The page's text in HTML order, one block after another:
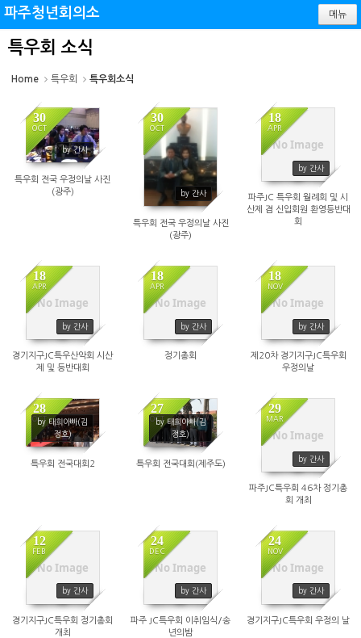
파주청년회의소 메뉴
특우회 소식
Home 특우회 특우회소식
30
OCT
by 간사
2101
특우회 전국 우정의날 사진
(광주)
30
OCT
by 간사
2030
특우회 전국 우정의날 사진
(광주)
No Image
18
APR
by 간사
2046
파주JC 특우회 월례회 및 시
산제 겸 신입회원 환영등반대
회
No Image
18
APR
by 간사
1869
경기지구JC특우산악회 시산
제 및 등반대회
No Image
18
APR
by 간사
1800
정기총회
No Image
18
NOV
by 간사
3079
제20차 경기지구JC특우회
우정의날
28
OCTby 태희아빠(김
정호)
3970
특우회 전국대회2
27
OCTby 태희아빠(김
정호)
3634
특우회 전국대회(제주도)
No Image
29
MAR
by 간사
3605
파주JC특우회 46차 정기총
회 개최
No Image
12
FEB
by 간사
3895
경기지구JC특우회 정기총회
개최
No Image
24
DEC
by 간사
4402
파주 JC특우회 이취임식/송
년의밤
No Image
24
NOV
by 간사
3975
경기지구JC특우회 우정의 날